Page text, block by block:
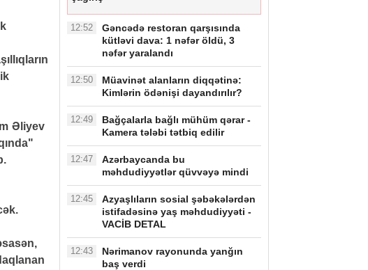
Əliyev
12:52
Gəncədə restoran qarşısında
kütləvi dava: 1 nəfər öldü, 3
nəfər yaralandı
12:50
Müavinət alanların diqqətinə:
Kimlərin ödənişi dayandırılır?
12:49
Bağçalarla bağlı mühüm qərar -
Kamera tələbi tətbiq edilir
12:47
Azərbaycanda bu
məhdudiyyətlər qüvvəyə mindi
12:45
Azyaşlıların sosial şəbəkələrdən
istifadəsinə yaş məhdudiyyəti -
VACİB DETAL
12:43
Nərimanov rayonunda yanğın
baş verdi